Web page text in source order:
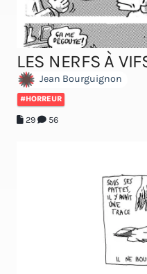
LES NERFS À
Jean Bourguignon
#HORREUR
29 56